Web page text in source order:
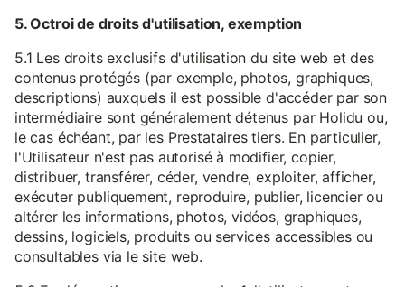
5. Octroi de droits d'utilisation, exemption
5.1 Les droits exclusifs d'utilisation du site web et des
contenus protégés (par exemple, photos, graphiques,
descriptions) auxquels il est possible d'accéder par son
intermédiaire sont généralement détenus par Holidu ou,
le cas échéant, par les Prestataires tiers. En particulier,
l'Utilisateur n'est pas autorisé à modifier, copier,
distribuer, transférer, céder, vendre, exploiter, afficher,
exécuter publiquement, reproduire, publier, licencier ou
altérer les informations, photos, vidéos, graphiques,
dessins, logiciels, produits ou services accessibles ou
consultables via le site web.